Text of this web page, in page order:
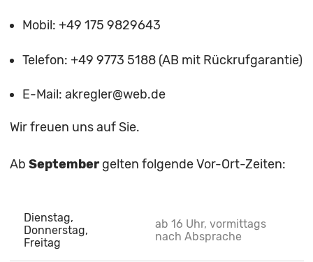
Mobil: +49 175 9829643
Telefon: +49 9773 5188 (AB mit Rückrufgarantie)
E-Mail: akregler@web.de
Wir freuen uns auf Sie.
Ab September gelten folgende Vor-Ort-Zeiten:
Dienstag,
Donnerstag,
Freitag
ab 16 Uhr, vormittags
nach Absprache